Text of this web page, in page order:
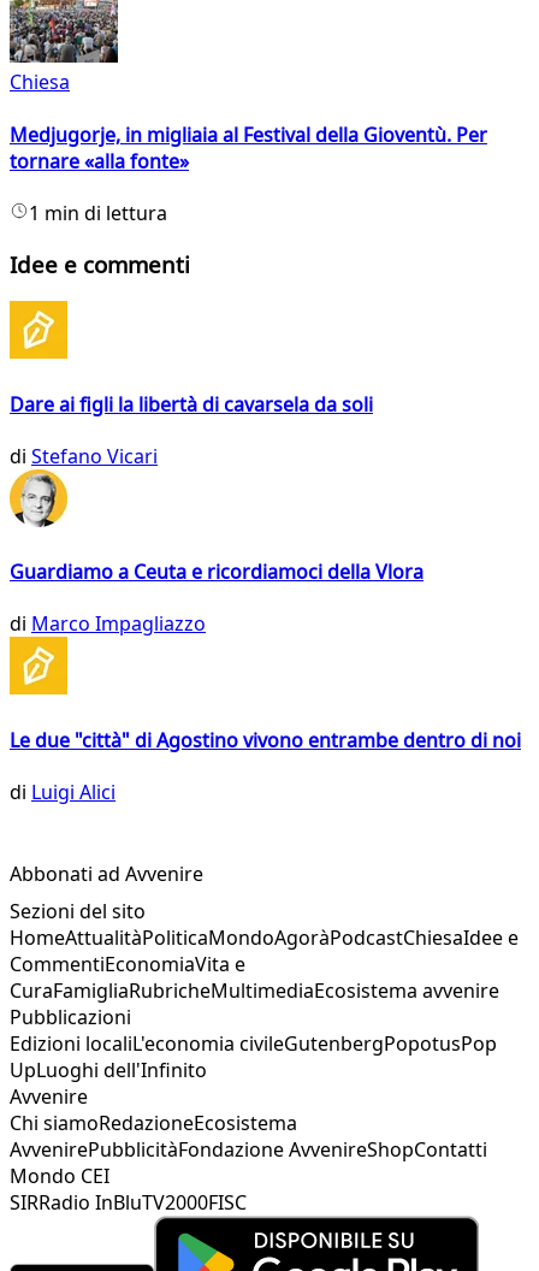
Chiesa
Medjugorje, in migliaia al Festival della Gioventù. Per
tornare «alla fonte»
1 min di lettura
Idee e commenti
Dare ai figli la libertà di cavarsela da soli
di Stefano Vicari
Guardiamo a Ceuta e ricordiamoci della Vlora
di Marco Impagliazzo
Le due "città" di Agostino vivono entrambe dentro di noi
di Luigi Alici
Abbonati ad Avvenire
Sezioni del sito
HomeAttualitàPoliticaMondoAgoràPodcastChiesaIdee e
CommentiEconomiaVita e
CuraFamigliaRubricheMultimediaEcosistema avvenire
Pubblicazioni
Edizioni localiL'economia civileGutenbergPopotusPop
UpLuoghi dell'Infinito
Avvenire
Chi siamoRedazioneEcosistema
AvvenirePubblicitàFondazione AvvenireShopContatti
Mondo CEI
SIRRadio InBluTV2000FISC